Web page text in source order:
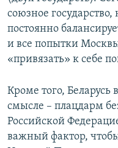
союзное
постоянно
и все попытки
«привязать» к себе
Кроме того, Беларусь
смысле – плацдарм
Российской
важный фактор,